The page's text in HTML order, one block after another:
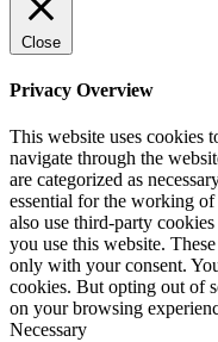
Close
Privacy Overview
This website uses cookies
navigate through the
are categorized as
essential for the working
also use third-party
you use this website.
only with your consent.
cookies. But opting out of
on your browsing
Necessary